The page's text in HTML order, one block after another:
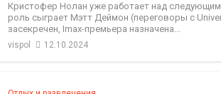
Кристофер Нолан уже работает над
роль сыграет Мэтт Деймон (переговоры с
засекречен, Imax-премьера назначена...
vispol 12.10.2024